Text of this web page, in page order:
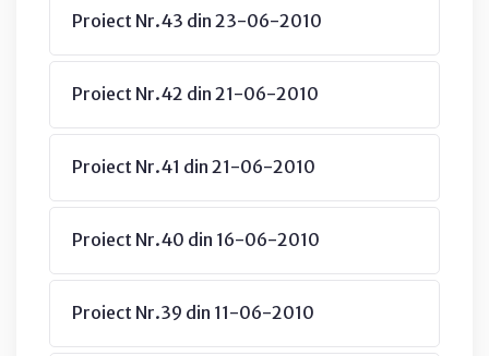
Proiect Nr.43 din 23-06-2010
Proiect Nr.42 din 21-06-2010
Proiect Nr.41 din 21-06-2010
Proiect Nr.40 din 16-06-2010
Proiect Nr.39 din 11-06-2010